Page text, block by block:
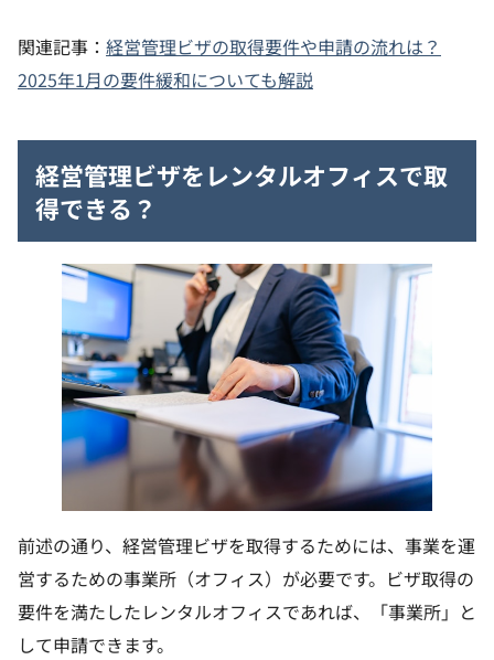
関連記事： 経営管理ビザの取得要件や申請の流れは？
2025年1月の要件緩和についても解説
経営管理ビザをレンタルオフィスで取
得できる？
前述の通り、経営管理ビザを取得するためには、事業を運
営するための事業所（オフィス）が必要です。ビザ取得の
要件を満たしたレンタルオフィスであれば、「事業所」と
して申請できます。